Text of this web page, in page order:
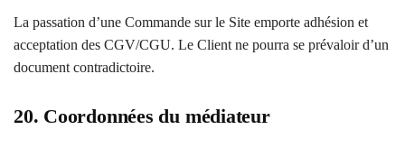
La passation d’une Commande sur le Site emporte adhésion et
acceptation des CGV/CGU. Le Client ne pourra se prévaloir d’un
document contradictoire.
20. Coordonnées du médiateur